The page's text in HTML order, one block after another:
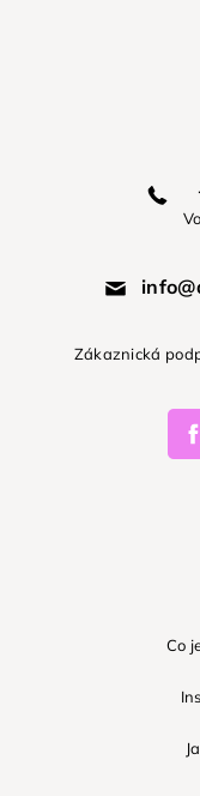
Zákaznická
Co